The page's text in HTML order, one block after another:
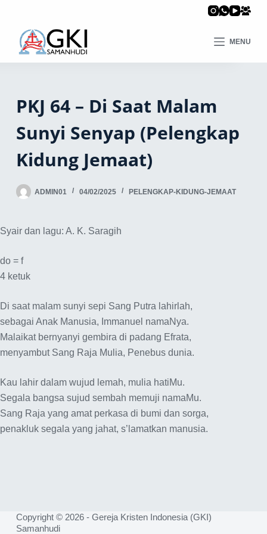
MENU
PKJ 64 – Di Saat Malam
Sunyi Senyap (Pelengkap
Kidung Jemaat)
ADMIN01 04/02/2025 PELENGKAP-KIDUNG-JEMAAT
Syair dan lagu: A. K. Saragih
do = f
4 ketuk
Di saat malam sunyi sepi Sang Putra lahirlah,
sebagai Anak Manusia, Immanuel namaNya.
Malaikat bernyanyi gembira di padang Efrata,
menyambut Sang Raja Mulia, Penebus dunia.
Kau lahir dalam wujud lemah, mulia hatiMu.
Segala bangsa sujud sembah memuji namaMu.
Sang Raja yang amat perkasa di bumi dan sorga,
penakluk segala yang jahat, s’lamatkan manusia.
Copyright © 2026 - Gereja Kristen Indonesia (GKI)
Samanhudi